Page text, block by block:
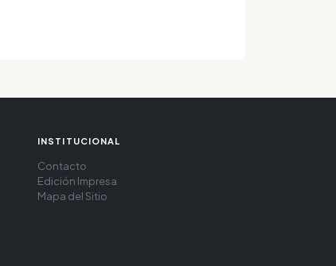
INSTITUCIONAL
Contacto
Edición Impresa
Mapa del Sitio